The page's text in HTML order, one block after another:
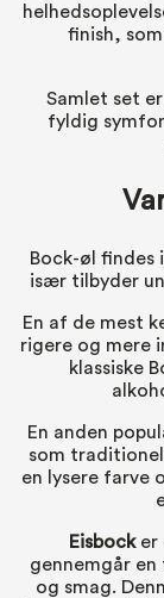
finish,
Samlet set
fyldig
Bock-øl findes
især tilbyder
En af de mest
rigere og mere
klassiske
En anden
som
en lysere farve
Eisbocker
gennemgår
og smag.